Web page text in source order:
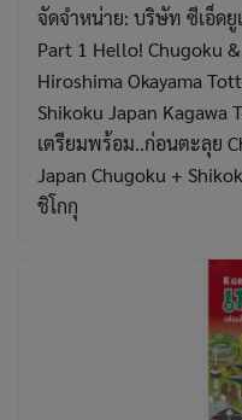
จัดจำหน่าย: บริษัท ซีเอ็ด
Part 1 Hello! Chugoku
Hiroshima Okayama
Shikoku Japan Kagawa
เตรียมพร้อม..ก่อนตะลุย
Japan Chugoku +
ชิโกกุ